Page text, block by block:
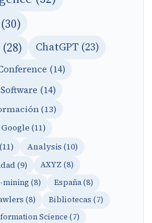
ChatGPT (23)
(14)
Software (14)
(13)
Google (11)
Analysis (10)
(9)
AXYZ (8)
mining (8)
España (8)
(8)
Bibliotecas (7)
Science (7)